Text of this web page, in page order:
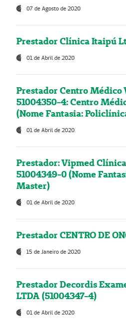
07 de Agosto de 2020
Prestador Clínica Itaipú
01 de Abril de 2020
Prestador Centro Médico
51004350-4: Centro
(Nome Fantasia:
01 de Abril de 2020
Prestador: Vipmed
51004349-0 (Nome
Master)
01 de Abril de 2020
Prestador CENTRO DE
15 de Janeiro de 2020
Prestador Decordis
LTDA (51004347-4)
01 de Abril de 2020